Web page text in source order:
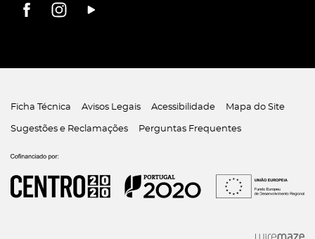
Ficha Técnica Avisos Legais Acessibilidade Mapa do Site
Sugestões e Reclamações Perguntas Frequentes